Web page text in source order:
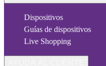
Dispositivos
Guías de dispositivos
Live Shopping